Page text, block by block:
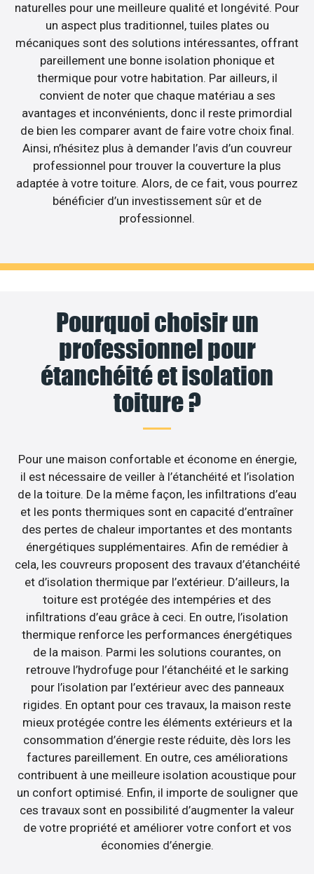
naturelles pour une meilleure qualité et longévité. Pour
un aspect plus traditionnel, tuiles plates ou
mécaniques sont des solutions intéressantes, offrant
pareillement une bonne isolation phonique et
thermique pour votre habitation. Par ailleurs, il
convient de noter que chaque matériau a ses
avantages et inconvénients, donc il reste primordial
de bien les comparer avant de faire votre choix final.
Ainsi, n’hésitez plus à demander l’avis d’un couvreur
professionnel pour trouver la couverture la plus
adaptée à votre toiture. Alors, de ce fait, vous pourrez
bénéficier d’un investissement sûr et de
professionnel.
Pourquoi choisir un
professionnel pour
étanchéité et isolation
toiture ?
Pour une maison confortable et économe en énergie,
il est nécessaire de veiller à l’étanchéité et l’isolation
de la toiture. De la même façon, les infiltrations d’eau
et les ponts thermiques sont en capacité d’entraîner
des pertes de chaleur importantes et des montants
énergétiques supplémentaires. Afin de remédier à
cela, les couvreurs proposent des travaux d’étanchéité
et d’isolation thermique par l’extérieur. D’ailleurs, la
toiture est protégée des intempéries et des
infiltrations d’eau grâce à ceci. En outre, l’isolation
thermique renforce les performances énergétiques
de la maison. Parmi les solutions courantes, on
retrouve l’hydrofuge pour l’étanchéité et le sarking
pour l’isolation par l’extérieur avec des panneaux
rigides. En optant pour ces travaux, la maison reste
mieux protégée contre les éléments extérieurs et la
consommation d’énergie reste réduite, dès lors les
factures pareillement. En outre, ces améliorations
contribuent à une meilleure isolation acoustique pour
un confort optimisé. Enfin, il importe de souligner que
ces travaux sont en possibilité d’augmenter la valeur
de votre propriété et améliorer votre confort et vos
économies d’énergie.